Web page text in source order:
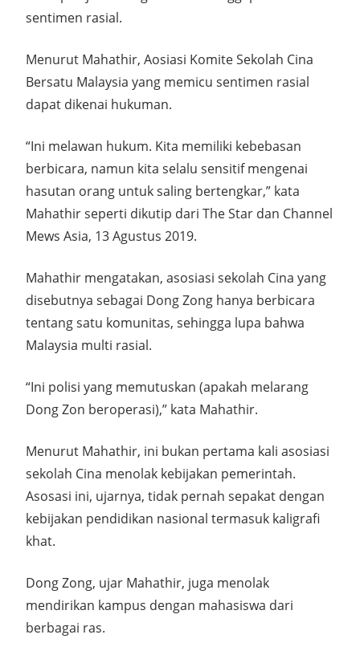
sentimen rasial.
Menurut Mahathir, Aosiasi Komite Sekolah Cina
Bersatu Malaysia yang memicu sentimen rasial
dapat dikenai hukuman.
“Ini melawan hukum. Kita memiliki kebebasan
berbicara, namun kita selalu sensitif mengenai
hasutan orang untuk saling bertengkar,” kata
Mahathir seperti dikutip dari The Star dan Channel
Mews Asia, 13 Agustus 2019.
Mahathir mengatakan, asosiasi sekolah Cina yang
disebutnya sebagai Dong Zong hanya berbicara
tentang satu komunitas, sehingga lupa bahwa
Malaysia multi rasial.
“Ini polisi yang memutuskan (apakah melarang
Dong Zon beroperasi),” kata Mahathir.
Menurut Mahathir, ini bukan pertama kali asosiasi
sekolah Cina menolak kebijakan pemerintah.
Asosasi ini, ujarnya, tidak pernah sepakat dengan
kebijakan pendidikan nasional termasuk kaligrafi
khat.
Dong Zong, ujar Mahathir, juga menolak
mendirikan kampus dengan mahasiswa dari
berbagai ras.